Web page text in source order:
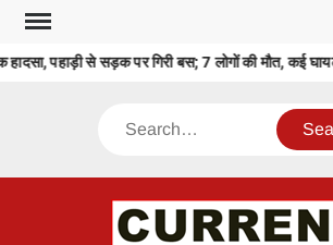
Skip
contentपहाड़ी से सड़क पर गिरी बस; 7 लोगों की मौत, कई घायल
Search